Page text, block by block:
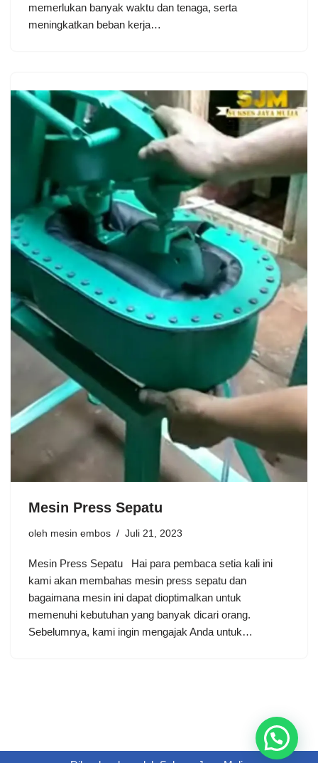
memerlukan banyak waktu dan tenaga, serta
meningkatkan beban kerja…
Mesin Press Sepatu
oleh mesin embos Juli 21, 2023
Mesin Press Sepatu Hai para pembaca setia kali ini
kami akan membahas mesin press sepatu dan
bagaimana mesin ini dapat dioptimalkan untuk
memenuhi kebutuhan yang banyak dicari orang.
Sebelumnya, kami ingin mengajak Anda untuk…